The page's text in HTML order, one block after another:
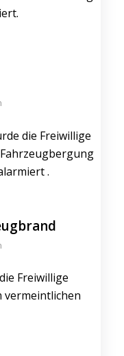
die Freiwillige
.
Freiwillige
vermeintlichen